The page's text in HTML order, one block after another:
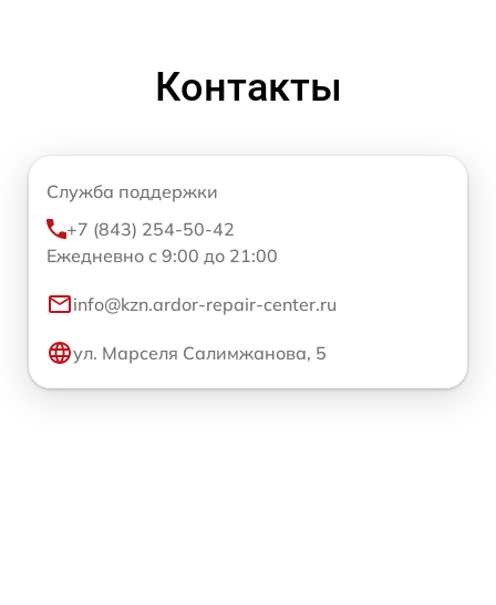
Контакты
Служба поддержки
+7 (843) 254-50-42
Ежедневно с 9:00 до 21:00
info@kzn.ardor-repair-center.ru
ул. Марселя Салимжанова, 5